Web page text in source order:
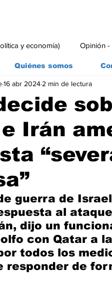
y economía) Opinión -
Economía y Producción
Irán
16 abr 2024 2 min de lectura
guerra de
al
dijo un
con Qatar a
todos los
responder de
Quiénes somos